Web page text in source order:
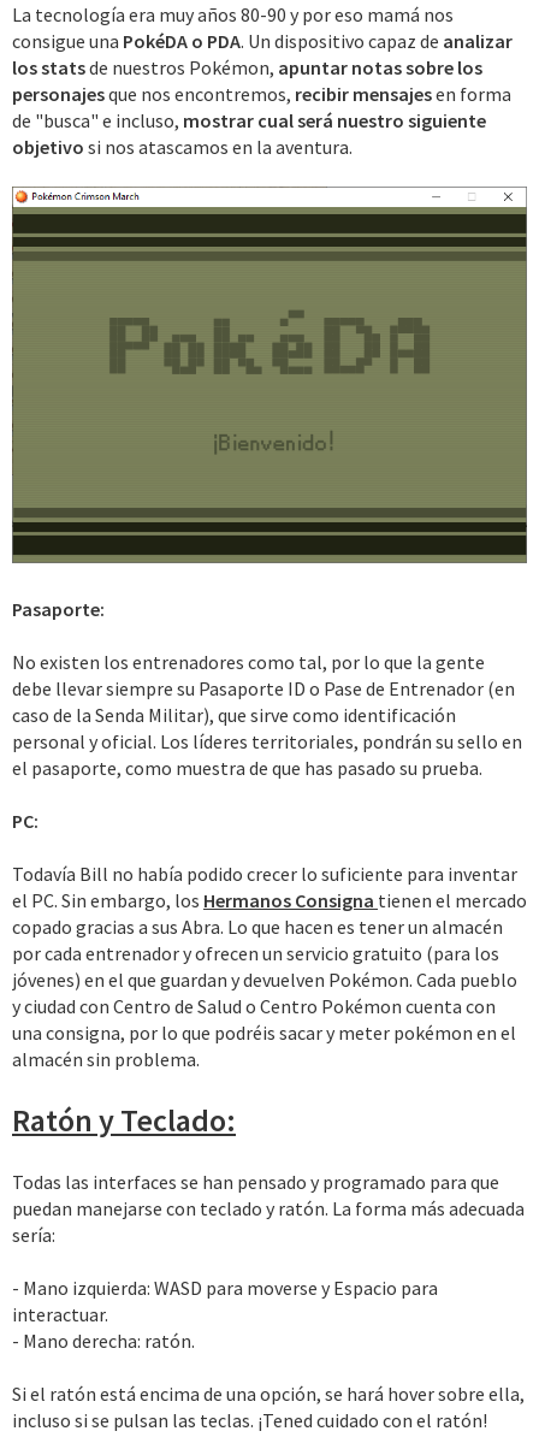
La tecnología era muy años 80-90 y por eso mamá nos
consigue una PokéDA o PDA. Un dispositivo capaz de analizar
los statsde nuestros Pokémon, apuntar notas sobre los
personajesque nos encontremos, recibir mensajesen forma
de "busca" e incluso, mostrar cual será nuestro siguiente
objetivo si nos atascamos en la aventura.
Pasaporte:
No existen los entrenadores como tal, por lo que la gente
debe llevar siempre su Pasaporte ID o Pase de Entrenador (en
caso de la Senda Militar), que sirve como identificación
personal y oficial. Los líderes territoriales, pondrán su sello en
el pasaporte, como muestra de que has pasado su prueba.
PC:
Todavía Bill no había podido crecer lo suficiente para inventar
el PC. Sin embargo, los Hermanos Consigna tienen el mercado
copado gracias a sus Abra. Lo que hacen es tener un almacén
por cada entrenador y ofrecen un servicio gratuito (para los
jóvenes) en el que guardan y devuelven Pokémon. Cada pueblo
y ciudad con Centro de Salud o Centro Pokémon cuenta con
una consigna, por lo que podréis sacar y meter pokémon en el
almacén sin problema.
Ratón y Teclado:
Todas las interfaces se han pensado y programado para que
puedan manejarse con teclado y ratón. La forma más adecuada
sería:
- Mano izquierda: WASD para moverse y Espacio para
interactuar.
- Mano derecha: ratón.
Si el ratón está encima de una opción, se hará hover sobre ella,
incluso si se pulsan las teclas. ¡Tened cuidado con el ratón!